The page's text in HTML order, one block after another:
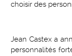
choisir des
Jean Castex a
personnalités